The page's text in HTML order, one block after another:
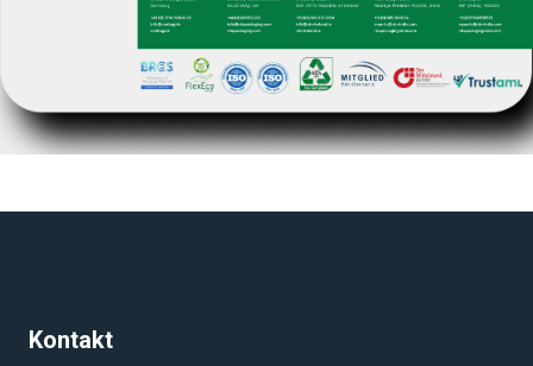
Kontakt